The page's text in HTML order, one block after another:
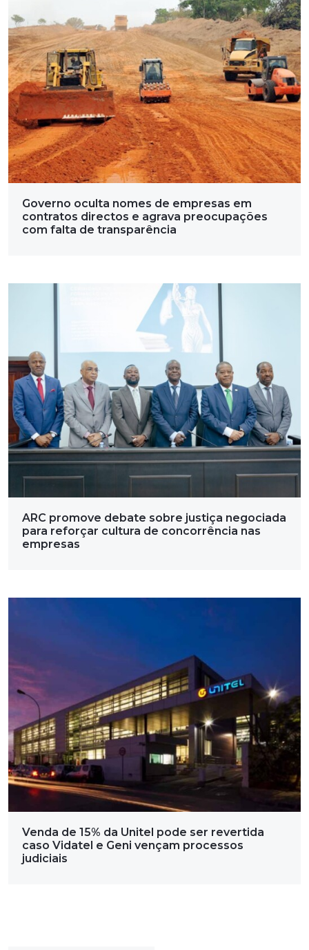
Governo oculta nomes de empresas em
contratos directos e agrava preocupações
com falta de transparência
ARC promove debate sobre justiça negociada
para reforçar cultura de concorrência nas
empresas
Venda de 15% da Unitel pode ser revertida
caso Vidatel e Geni vençam processos
judiciais